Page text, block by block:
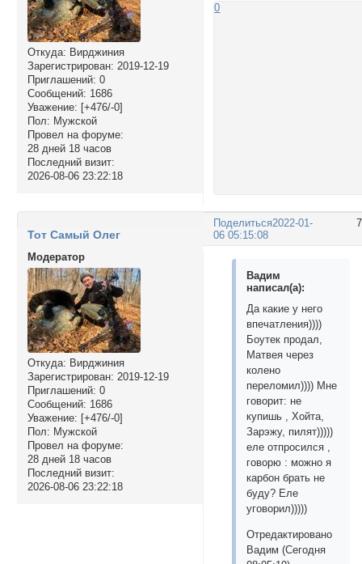
Откуда: Вирджиния
Зарегистрирован: 2019-12-19
Приглашений: 0
Сообщений: 1686
Уважение: [+476/-0]
Пол: Мужской
Провел на форуме:
28 дней 18 часов
Последний визит:
2026-08-06 23:22:18
0
Поделиться2022-01-
06 05:15:08
Тот Самый Олег
Модератор
Откуда: Вирджиния
Зарегистрирован: 2019-12-19
Приглашений: 0
Сообщений: 1686
Уважение: [+476/-0]
Пол: Мужской
Провел на форуме:
28 дней 18 часов
Последний визит:
2026-08-06 23:22:18
Вадим
написал(а):
Да какие у него
впечатления))))
Боутек продал,
Матвея через
колено
переломил)))) Мне
говорит: не
купишь , Хойта,
Зарэжу, пилят)))))
еле отпросился ,
говорю : можно я
карбон брать не
буду? Еле
уговорил)))))
Отредактировано
Вадим (Сегодня